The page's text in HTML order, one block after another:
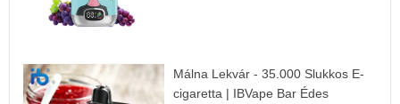
Málna Lekvár - 35.000 Slukkos E-
cigaretta | IBVape Bar Édes